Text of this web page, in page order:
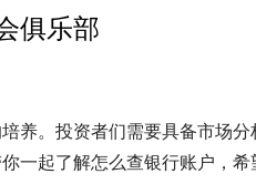
俱乐部
养。投资者们需要具备市场
一起了解怎么查银行账户，希